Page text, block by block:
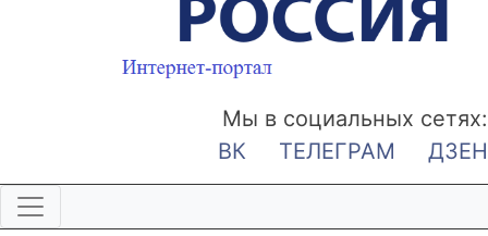
Мы в социальных сетях:
ВК
ТЕЛЕГРАМ ДЗЕН